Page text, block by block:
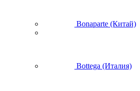
Bonaparte (Китай)
Bottega (Италия)